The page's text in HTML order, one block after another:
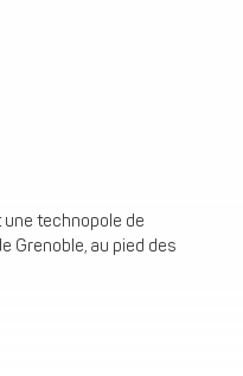
une technopole de
Grenoble, au pied des